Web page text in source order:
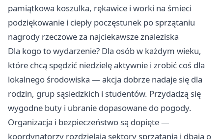
pamiątkowa koszulka, rękawice i worki na śmieci
podziękowanie i ciepły poczęstunek po sprzątaniu
nagrody rzeczowe za najciekawsze znaleziska
Dla kogo to wydarzenie? Dla osób w każdym wieku,
które chcą spędzić niedzielę aktywnie i zrobić coś dla
lokalnego środowiska — akcja dobrze nadaje się dla
rodzin, grup sąsiedzkich i studentów. Przydadzą się
wygodne buty i ubranie dopasowane do pogody.
Organizacja i bezpieczeństwo są dopięte —
koordynatorzy rozdzielają sektory sprzątania i dbają o